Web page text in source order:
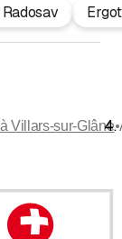
Villars-sur-Glâne•